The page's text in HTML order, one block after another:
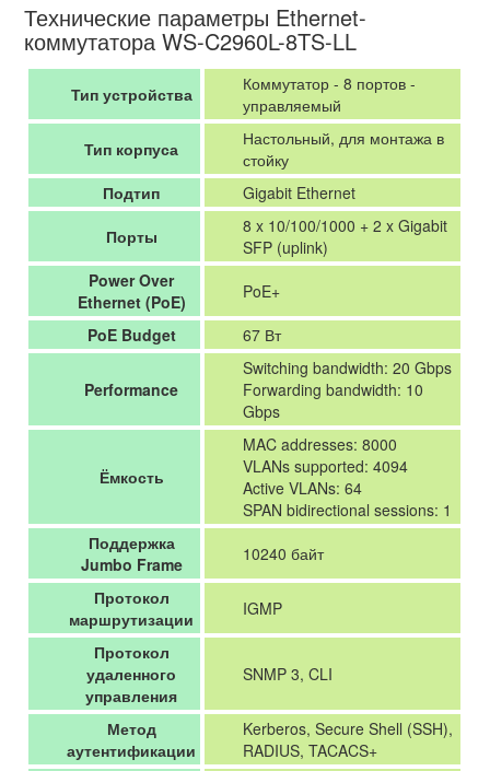
Технические параметры Ethernet-
коммутатора WS-C2960L-8TS-LL
Тип устройства
Коммутатор - 8 портов -
управляемый
Тип корпуса
Настольный, для монтажа в
стойку
Подтип
Gigabit Ethernet
Порты
8 x 10/100/1000 + 2 x Gigabit
SFP (uplink)
Power Over
Ethernet (PoE)
PoE+
PoE Budget
67 Вт
Performance
Switching bandwidth: 20 Gbps
Forwarding bandwidth: 10
Gbps
Ёмкость
MAC addresses: 8000
VLANs supported: 4094
Active VLANs: 64
SPAN bidirectional sessions: 1
Поддержка
Jumbo Frame
10240 байт
Протокол
маршрутизации
IGMP
Протокол
удаленного
управления
SNMP 3, CLI
Метод
аутентификации
Kerberos, Secure Shell (SSH),
RADIUS, TACACS+